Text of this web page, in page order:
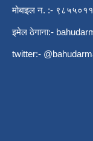
मोबाइल न. :-
इमेल ठेगाना:-
twitter:-